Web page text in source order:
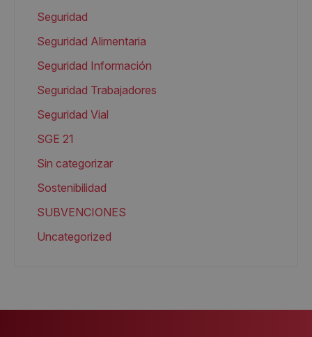
Seguridad
Seguridad Alimentaria
Seguridad Información
Seguridad Trabajadores
Seguridad Vial
SGE 21
Sin categorizar
Sostenibilidad
SUBVENCIONES
Uncategorized